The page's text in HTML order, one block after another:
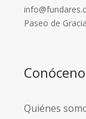
Paseo de
Quiénes